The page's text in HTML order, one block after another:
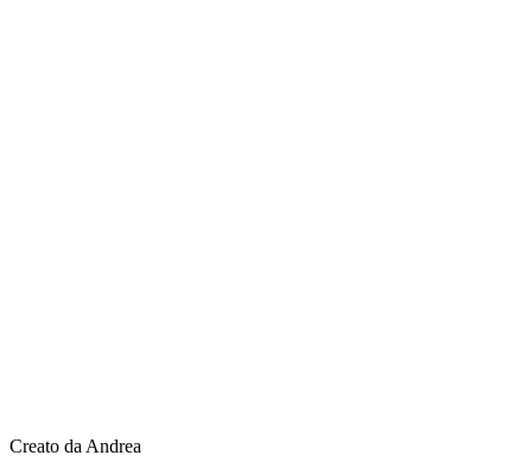
Creato da Andrea